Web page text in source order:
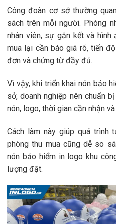
Công đoàn cơ sở thường
sách trên mỗi người. Phòng
nhân viên, sự gắn kết và hình
mua lại cần báo giá rõ, tiến
đơn và chứng từ đầy đủ.
Vì vậy, khi triển khai nón bảo
sở, doanh nghiệp nên chuẩn
nón, logo, thời gian cần nhận
Cách làm này giúp quá trình
phòng thu mua cũng dễ so
nón bảo hiểm in logo khu
lượng đặt.